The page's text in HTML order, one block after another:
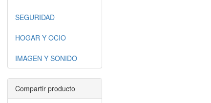
SEGURIDAD
HOGAR Y OCIO
IMAGEN Y SONIDO
Compartir producto